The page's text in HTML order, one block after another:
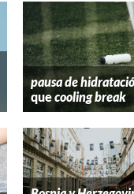
pausa de
quecooling break